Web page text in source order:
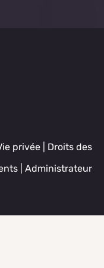
privée
Droits des
Administrateur